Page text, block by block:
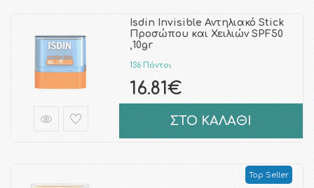
Isdin Invisible Αντηλιακό Stick
Προσώπου και Χειλιών SPF50
,10gr
136 Πόντοι
16.81€
ΣΤΟ ΚΑΛΑΘΙ
Top Seller